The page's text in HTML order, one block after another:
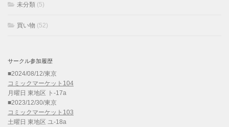
未分類 (5)
買い物 (52)
サークル参加履歴
■2024/08/12/東京
コミックマーケット104
月曜日 東地区 ト-17a
■2023/12/30/東京
コミックマーケット103
土曜日 東地区 ユ-18a